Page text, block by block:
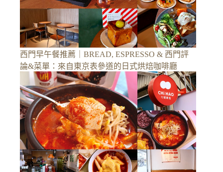
西門早午餐推薦｜BREAD, ESPRESSO & 西門評
論&菜單：來自東京表參道的日式烘焙咖啡廳